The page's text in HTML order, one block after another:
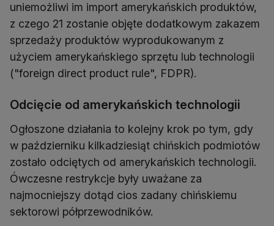
uniemożliwi im import amerykańskich produktów,
z czego 21 zostanie objęte dodatkowym zakazem
sprzedaży produktów wyprodukowanym z
użyciem amerykańskiego sprzętu lub technologii
("foreign direct product rule", FDPR).
Odcięcie od amerykańskich technologii
Ogłoszone działania to kolejny krok po tym, gdy
w październiku kilkadziesiąt chińskich podmiotów
zostało odciętych od amerykańskich technologii.
Ówczesne restrykcje były uważane za
najmocniejszy dotąd cios zadany chińskiemu
sektorowi półprzewodników.